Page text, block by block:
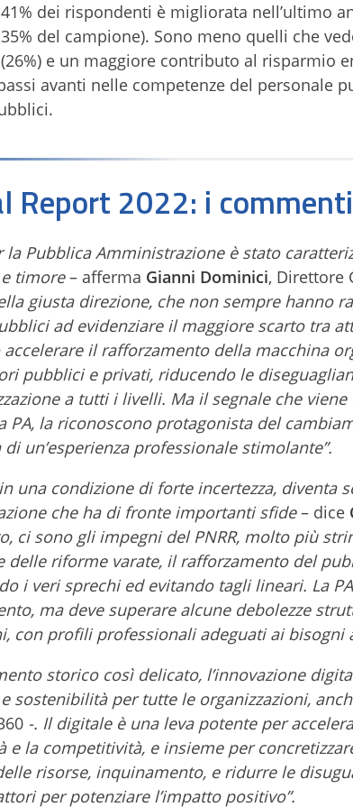
dei rispondenti è migliorata nell’ultimo
del campione). Sono meno quelli che
e un maggiore contributo al risparmio
avanti nelle competenze del personale
Report 2022: i commenti
la Pubblica Amministrazione è stato
timore– afferma Gianni Dominici, Direttore
giusta direzione, che non sempre hanno
ad evidenziare il maggiore scarto tra
accelerare il rafforzamento della macchina
pubblici e privati, riducendo le
a tutti i livelli. Ma il segnale che
PA, la riconoscono protagonista del
un’esperienza professionale stimolante”.
in una condizione di forte incertezza,
che ha di fronte importanti sfide– dice
ci sono gli impegni del PNRR, molto più
delle riforme varate, il rafforzamento del
i veri sprechi ed evitando tagli lineari. La
ma deve superare alcune debolezze
con profili professionali adeguati ai bisogni
storico così delicato, l’innovazione
sostenibilità per tutte le organizzazioni,
-. Il digitale è una leva potente per
e la competitività, e insieme per
risorse, inquinamento, e ridurre le
per potenziare l’impatto positivo”.